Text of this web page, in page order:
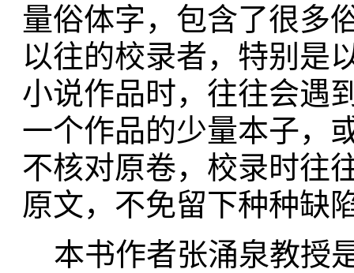
量俗体字，包含了很多
以往的校录者，特别是
小说作品时，往往会遇
一个作品的少量本子，
不核对原卷，校录时往
原文，不免留下种种缺
本书作者张涌泉教授